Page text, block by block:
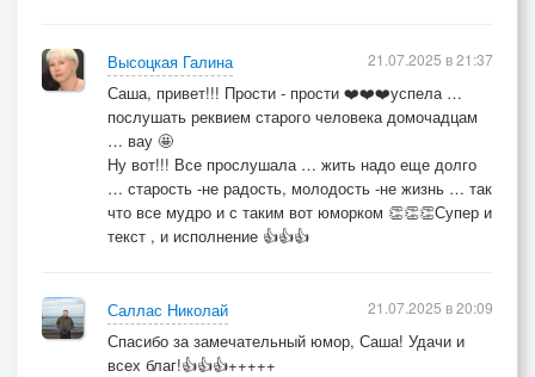
Высоцкая Галина
Саша, привет!!! Прости - прости ❤️❤️❤️успела …
послушать реквием старого человека домочадцам
… вау 🤩
Ну вот!!! Все прослушала … жить надо еще долго
… старость -не радость, молодость -не жизнь … так
что все мудро и с таким вот юморком 👏👏👏Супер и
текст , и исполнение 👍👍👍
21.07.2025 в 21:37
Саллас Николай
Спасибо за замечательный юмор, Саша! Удачи и
всех благ!👍👍👍+++++
21.07.2025 в 20:09